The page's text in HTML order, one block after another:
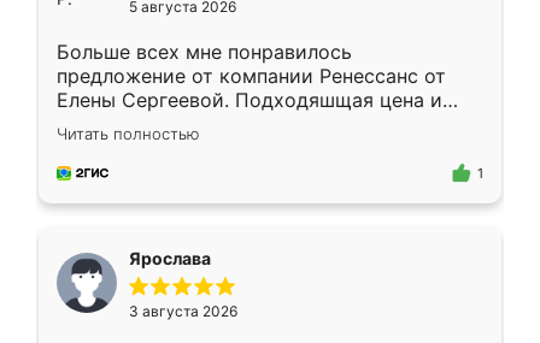
5 августа 2026
Больше всех мне понравилось
предложение от компании Ренессанс от
Елены Сергеевой. Подходяшщая цена и
короткие сроки изготовления. Приехавший
для замера сотрудник Владислав
предложил по моему эскизу самый
Читать полностью
1
Ярослава
3 августа 2026